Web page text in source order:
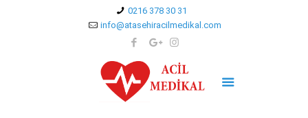
0216 378 30 31
info@atasehiracilmedikal.com